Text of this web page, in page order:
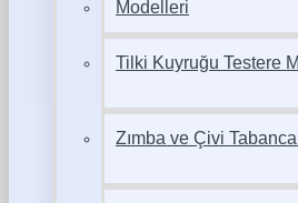
Modelleri
Tilki Kuyruğu Testere
Zımba ve Çivi